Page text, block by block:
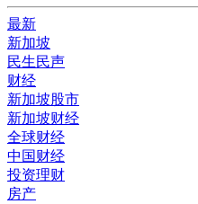
最新
新加坡
民生民声
财经
新加坡股市
新加坡财经
全球财经
中国财经
投资理财
房产